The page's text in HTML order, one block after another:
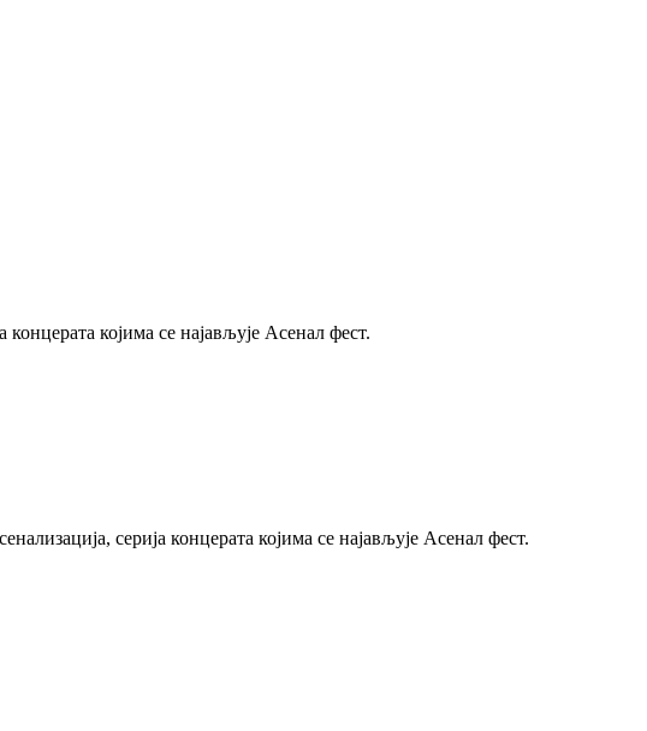
којима се најављује Асенал фест.
серија концерата којима се најављује Асенал фест.